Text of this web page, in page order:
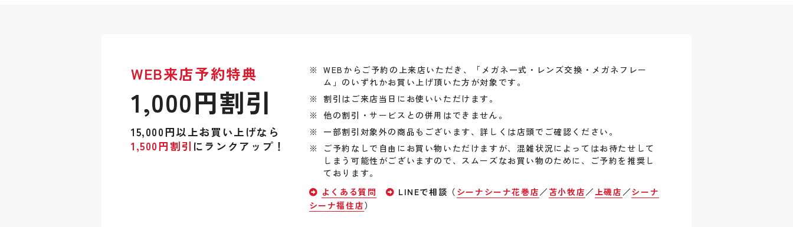
WEB来店予約特典
1,000円割引
15,000円以上お買い上げなら
1,500円割引 にランクアップ！
WEBからご予約の上来店いただき、「メガネ一式・レンズ交換・メガネフレー
ム」のいずれかお買い上げ頂いた方が対象です。
割引はご来店当日にお使いいただけます。
他の割引・サービスとの併用はできません。
一部割引対象外の商品もございます、詳しくは店頭でご確認ください。
ご予約なしで自由にお買い物いただけますが、混雑状況によってはお待たせして
しまう可能性がございますので、スムーズなお買い物のために、ご予約を推奨し
ております。
よくある質問
LINEで相談（ シーナシーナ花巻店 ／ 苫小牧店 ／ 上磯店 ／シーナ
シーナ福住店）